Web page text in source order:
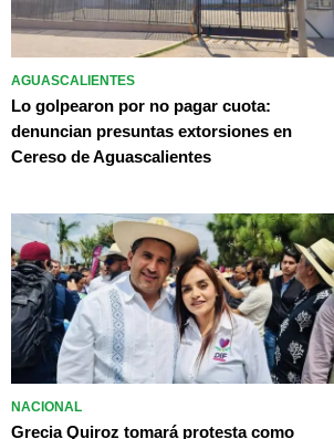
AGUASCALIENTES
Lo golpearon por no pagar cuota:
denuncian presuntas extorsiones en
Cereso de Aguascalientes
NACIONAL
Grecia Quiroz tomará protesta como